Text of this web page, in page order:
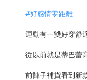
#好感情零距離
運動有一雙好穿舒
從以前就是蒂巴蕾
前陣子補貨看到新